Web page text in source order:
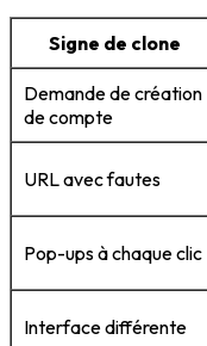
Signe de clone
Demande de création
de compte
URL avec fautes
Pop-ups à chaque clic
Interface différente